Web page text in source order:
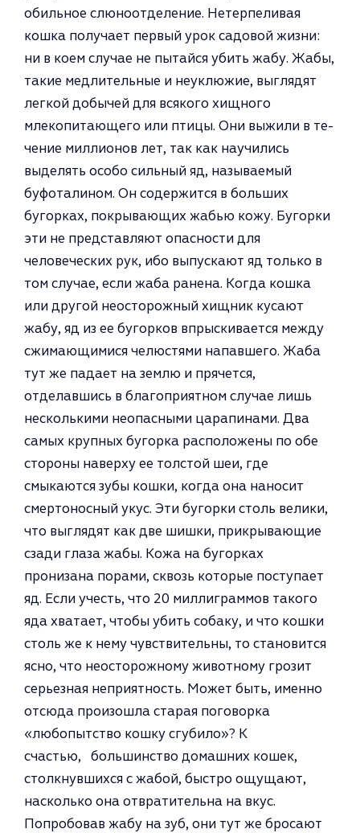
обильное слюноотделе­ние. Нетерпеливая
кошка получает первый урок садовой жизни:
ни в коем случае не пытайся убить жабу. Жабы,
такие медлительные и не­уклюжие, выглядят
легкой добычей для всякого хищного
млекопитаю­щего или птицы. Они выжили в те­
чение миллионов лет, так как нау­чились
выделять особо сильный яд, называемый
буфоталином. Он со­держится в больших
бугорках, покрывающих жабью кожу. Бу­горки
эти не представляют опасно­сти для
человеческих рук, ибо вы­пускают яд только в
том случае, ес­ли жаба ранена. Когда кошка
или другой неосторожный хищник ку­сают
жабу, яд из ее бугорков впрыскивается между
сжимающи­мися челюстями напавшего. Жаба
тут же падает на землю и прячется,
отделавшись в благоприятном слу­чае лишь
несколькими неопасными царапинами. Два
самых крупных бугорка расположены по обе
стороны наверху ее толстой шеи, где
смыкаются зубы кошки, когда она наносит
смертоносный укус. Эти бугорки столь велики,
что вы­глядят как две шишки, прикрывающие
сзади глаза жабы. Кожа на бугорках
пронизана порами, сквозь которые поступает
яд. Если учесть, что 20 мил­лиграммов такого
яда хватает, что­бы убить собаку, и что кошки
столь же к нему чувствительны, то стано­вится
ясно, что неосторожному жи­вотному грозит
серьезная неприятность. Может быть, именно
отсюда произошла старая поговорка
«любопытство кошку сгубило»? К
счастью, большинство домашних кошек,
столкнувшихся с жабой, быстро ощущают,
насколько она отвратительна на вкус.
Попробовав жабу на зуб, они тут же бросают